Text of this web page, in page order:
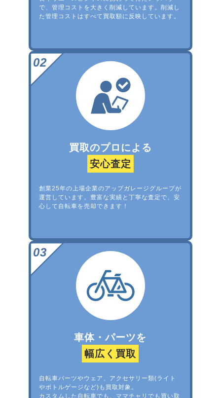
で、管理コストを大きく削減しています。削減し
た管理コストはすべて買取額に反映しています。
買取のプロによる
安心査定
創業25年の上場企業のアップガレージグループが
運営しています。豊富な実績と丁寧な査定で、安
心して自転車を売却できます！
車体・パーツを
幅広く買取
自転車パーツやウェア、アクセサリー類(ライト
やボトルゲージなど)も買取対象。
カスタムした自転車でも、ママチャリでも買い取